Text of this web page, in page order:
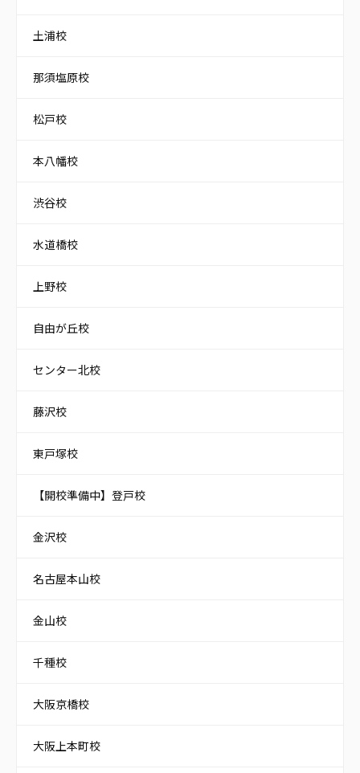
土浦校
那須塩原校
松戸校
本八幡校
渋谷校
水道橋校
上野校
自由が丘校
センター北校
藤沢校
東戸塚校
【開校準備中】登戸校
金沢校
名古屋本山校
金山校
千種校
大阪京橋校
大阪上本町校